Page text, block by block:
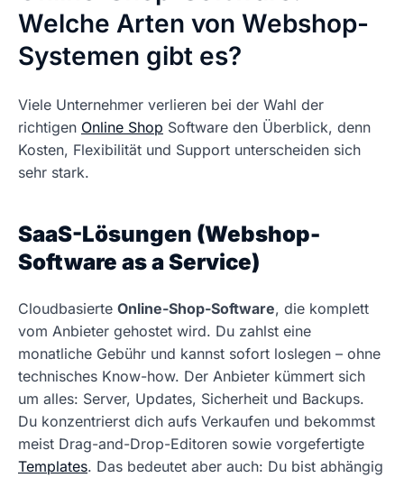
Welche Arten von Webshop-
Systemen gibt es?
Viele Unternehmer verlieren bei der Wahl der
richtigen Online Shop Software den Überblick, denn
Kosten, Flexibilität und Support unterscheiden sich
sehr stark.
SaaS-Lösungen (Webshop-
Software as a Service)
Cloudbasierte Online-Shop-Software, die komplett
vom Anbieter gehostet wird. Du zahlst eine
monatliche Gebühr und kannst sofort loslegen – ohne
technisches Know-how. Der Anbieter kümmert sich
um alles: Server, Updates, Sicherheit und Backups.
Du konzentrierst dich aufs Verkaufen und bekommst
meist Drag-and-Drop-Editoren sowie vorgefertigte
Templates. Das bedeutet aber auch: Du bist abhängig